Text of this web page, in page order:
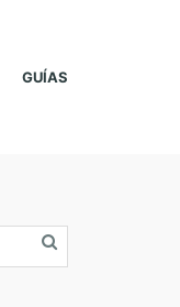
GUÍAS